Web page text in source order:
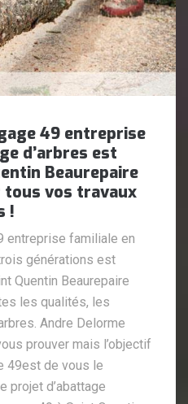
49 entreprise
d’arbres est
Beaurepaire
tous vos travaux
!
entreprise familiale en
générations est
Quentin Beaurepaire
les qualités, les
Andre Delorme
prouver mais l’objectif
49est de vous le
projet d’abattage